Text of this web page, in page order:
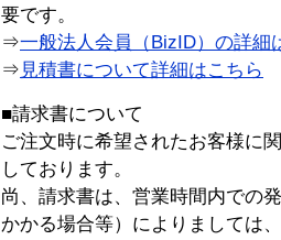
要です。
⇒一般法人会員（BizID）の詳細
⇒ 見積書について詳細はこちら
■請求書について
ご注文時に希望されたお客様に
しております。
尚、請求書は、営業時間内での
かかる場合等）によりましては